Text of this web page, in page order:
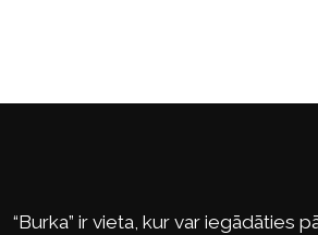
“Burka” ir vieta, kur var iegādāties